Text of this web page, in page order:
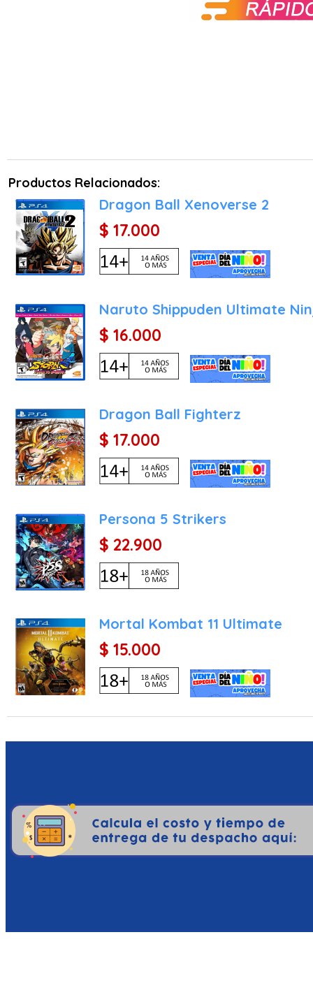
Productos Relacionados:
Dragon Ball Xenoverse 2
$ 17.000
Naruto Shippuden Ultimate
$ 16.000
Dragon Ball Fighterz
$ 17.000
Persona 5 Strikers
$ 22.900
Mortal Kombat 11 Ultimate
$ 15.000